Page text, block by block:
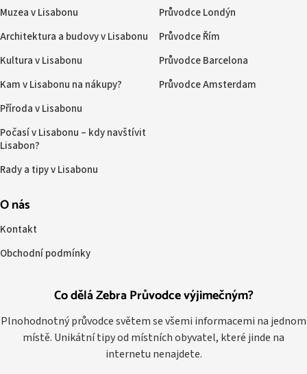
Co dělá Zebra Průvodce výjimečným?
Plnohodnotný průvodce světem se všemi informacemi na jednom
místě. Unikátní tipy od místních obyvatel, které jinde na
internetu nenajdete.
Muzea v Lisabonu
Architektura a budovy v Lisabonu
Kultura v Lisabonu
Kam v Lisabonu na nákupy?
Příroda v Lisabonu
Počasí v Lisabonu – kdy navštívit
Lisabon?
Rady a tipy v Lisabonu
Průvodce Londýn
Průvodce Řím
Průvodce Barcelona
Průvodce Amsterdam
O nás
Kontakt
Obchodní podmínky